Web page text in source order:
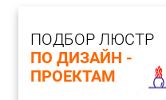
ПОДБОР ЛЮСТР
ПО ДИЗАЙН -
ПРОЕКТАМ